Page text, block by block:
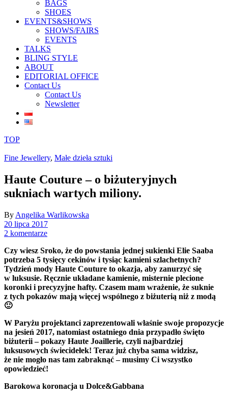
BAGS
SHOES
EVENTS&SHOWS
SHOWS/FAIRS
EVENTS
TALKS
BLING STYLE
ABOUT
EDITORIAL OFFICE
Contact Us
Contact Us
Newsletter
TOP
Fine Jewellery, Małe dzieła sztuki
Haute Couture – o biżuteryjnych
sukniach wartych miliony.
By Angelika Warlikowska
20 lipca 2017
2 komentarze
Czy wiesz Sroko, że do powstania jednej sukienki Elie Saaba
potrzeba 5 tysięcy cekinów i tysiąc kamieni szlachetnych?
Tydzień mody Haute Couture to okazja, aby zanurzyć się
w luksusie. Ręcznie układane kamienie, misternie plecione
koronki i precyzyjne hafty. Czasem mam wrażenie, że suknie
z tych pokazów mają więcej wspólnego z biżuterią niż z modą
🙂
W Paryżu projektanci zaprezentowali właśnie swoje propozycje
na jesień 2017, natomiast ostatniego dnia przypadło święto
biżuterii – pokazy Haute Joaillerie, czyli najbardziej
luksusowych świecidełek! Teraz już chyba sama widzisz,
że nie mogło nas tam zabraknąć – musimy Ci wszystko
opowiedzieć!
Barokowa koronacja u Dolce&Gabbana